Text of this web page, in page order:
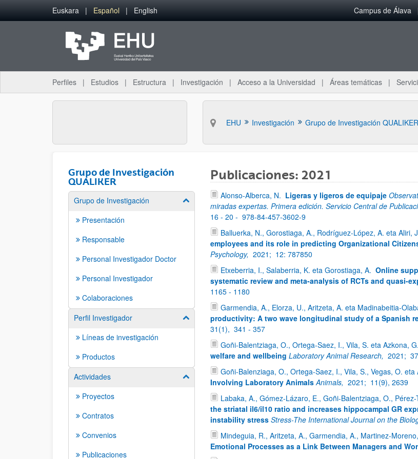
Saltar al contenido principal
Euskara Español English Campus de Álava
Perfiles Estudios Estructura Investigación Acceso a la Universidad Áreas temáticas
EHU Investigación Grupo de Investigación QUALIKER
Grupo de Investigación
QUALIKER
Grupo de Investigación Mostrar/ocultar subpáginas
Presentación
Responsable
Personal Investigador Doctor
Personal Investigador
Colaboraciones
Perfil Investigador
Mostrar/ocultar subpáginas
Líneas de investigación
Productos
Actividades
Mostrar/ocultar subpáginas
Proyectos
Contratos
Convenios
Publicaciones
Publicaciones: 2021
Alonso-Alberca, N. Ligeras y ligeros de equipaje
miradas expertas. Primera edición. Servicio Central de
16 - 20 - 978-84-457-3602-9
Balluerka, N., Gorostiaga, A., Rodríguez-López, A. eta Aliri,
employees and its role in predicting Organizational
Psychology, 2021; 12: 787850
Etxeberria, I., Salaberria, K. eta Gorostiaga, A. Online
systematic review and meta-analysis of RCTs and quasi-
1165 - 1180
Garmendia, A., Elorza, U., Aritzeta, A. eta Madinabeitia-
productivity: A two wave longitudinal study of a Spanish
31(1), 341 - 357
Goñi-Balentziaga, O., Ortega-Saez, I., Vila, S. eta Azkona, G.
welfare and wellbeing Laboratory Animal Research, 2021;
Goñi-Balenziaga, O., Ortega-Saez, I., Vila, S., Vegas, O. eta
Involving Laboratory Animals Animals, 2021; 11(9), 2639
Labaka, A., Gómez-Lázaro, E., Goñi-Balentziaga, O.,
the striatal il6/il10 ratio and increases hippocampal GR
instability stress Stress-The International Journal on the
Mindeguia, R., Aritzeta, A., Garmendia, A., Martinez-
Emotional Processes as a Link Between Managers and